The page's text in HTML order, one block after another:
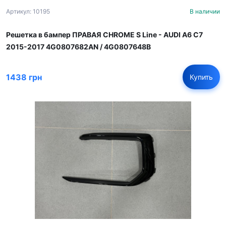
Артикул: 10195 В наличии
Решетка в бампер ПРАВАЯ CHROME S Line - AUDI A6 С7
2015-2017 4G0807682AN / 4G0807648B
1438 грн Купить